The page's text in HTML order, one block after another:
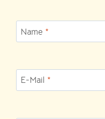
Name *
E-Mail *